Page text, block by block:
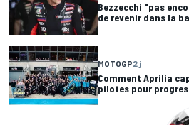
Bezzecchi "pas
de revenir dans la
MOTOGP2 j
Comment Aprilia
pilotes pour